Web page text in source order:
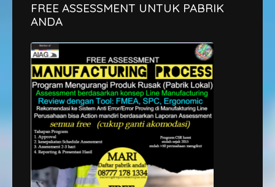
FREE ASSESSMENT UNTUK PABRIK
ANDA